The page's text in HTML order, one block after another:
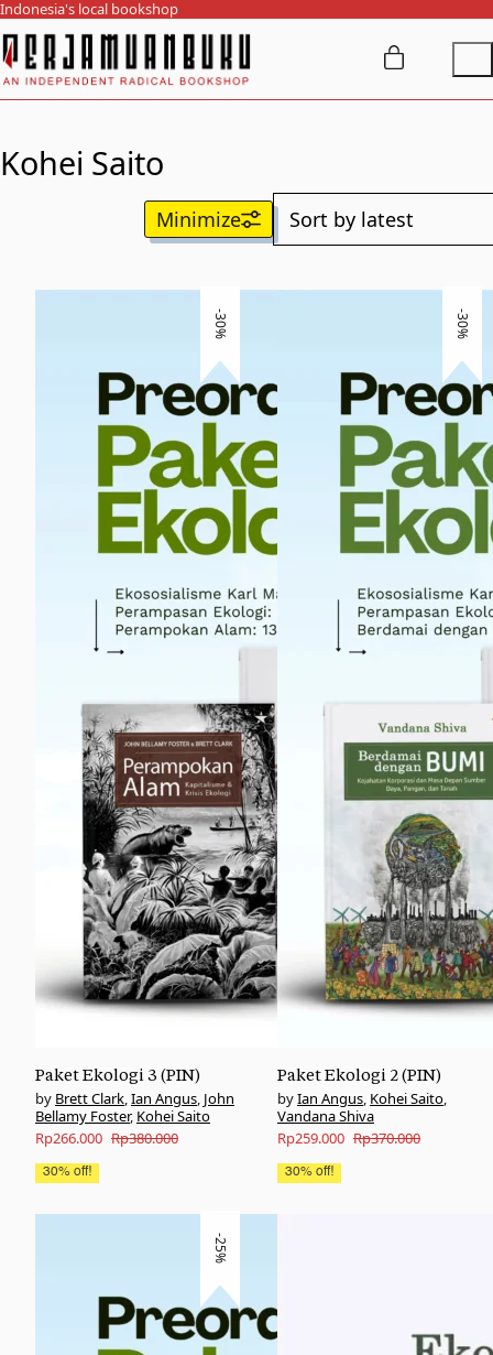
Indonesia's local bookshop
Kohei Saito
-30%
Paket Ekologi 3 (PIN)
Brett Clark,Ian Angus, John
Bellamy Foster, Kohei Saito
Rp380.000
Original
price
Rp266.000
Current
price
30% off!
-30%
Paket Ekologi 2 (PIN)
Ian Angus, Kohei Saito,
Vandana Shiva
Rp370.000
Original
price
Rp259.000
Current
price
30% off!
-25%